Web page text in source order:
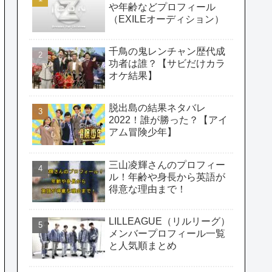
や年齢などプロフィール
（EXILEオーディション）
千鳥の鬼レンチャン歴代成
功者は誰？【サビだけカラ
オケ結果】
脱出島の結果ネタバレ
2022！誰が勝った？【アイ
アム冒険少年】
三山凌輝さんのプロフィー
ル！年齢や身長から英語が
得意な理由まで！
LILLEAGUE（リルリーグ）
メンバープロフィール一覧
と人気順まとめ